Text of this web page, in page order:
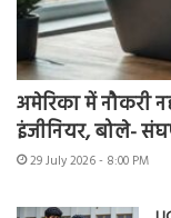
अमेरिका में नौकरी
इंजीनियर, बोले-
29 July 2026 - 8:00 PM